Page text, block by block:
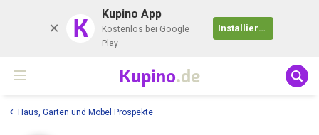
K Kupino App
Kostenlos bei Google
Play
Installieren
Kupino.de
Haus, Garten und Möbel Prospekte